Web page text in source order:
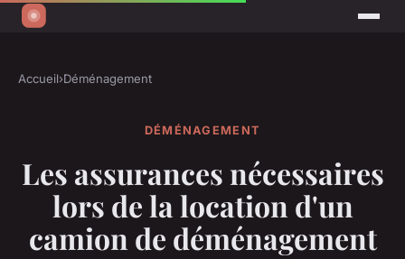
Accueil›Déménagement
DÉMÉNAGEMENT
Les assurances nécessaires
lors de la location d'un
camion de déménagement